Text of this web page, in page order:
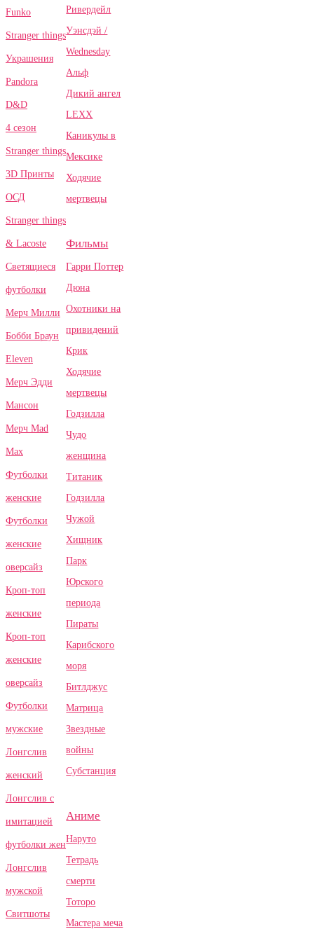
Funko
Stranger things
Украшения
Pandora
D&D
4 сезон
Stranger things
3D Принты
ОСД
Stranger things
& Lacoste
Светящиеся
футболки
Мерч Милли
Бобби Браун
Eleven
Мерч Эдди
Мансон
Мерч Mad
Max
Футболки
женские
Футболки
женские
оверсайз
Кроп-топ
женские
Кроп-топ
женские
оверсайз
Футболки
мужские
Лонгслив
женский
Лонгслив с
имитацией
футболки жен
Лонгслив
мужской
Свитшоты
Ривердейл
Уэнсдэй /
Wednesday
Альф
Дикий ангел
LEXX
Каникулы в
Мексике
Ходячие
мертвецы
Фильмы
Гарри Поттер
Дюна
Охотники на
привидений
Крик
Ходячие
мертвецы
Годзилла
Чудо
женщина
Титаник
Годзилла
Чужой
Хищник
Парк
Юрского
периода
Пираты
Карибского
моря
Битлджус
Матрица
Звездные
войны
Субстанция
Аниме
Наруто
Тетрадь
смерти
Тоторо
Мастера меча